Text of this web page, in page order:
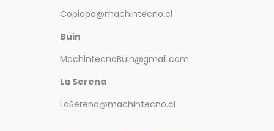
Copiapo@machintecno.cl
Buin
MachintecnoBuin@gmail.com
La Serena
LaSerena@machintecno.cl